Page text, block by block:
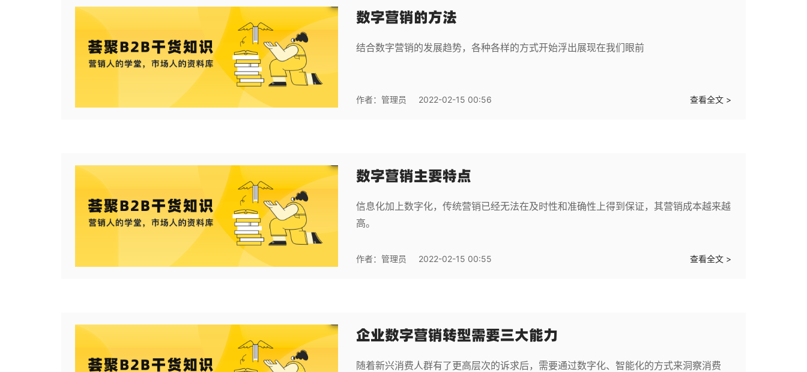
数字营销的方法
结合数字营销的发展趋势，各种各样的方式开始浮出展现在我们眼前
作者：管理员 2022-02-15 00:56 查看全文 >
数字营销主要特点
信息化加上数字化，传统营销已经无法在及时性和准确性上得到保证，其营销成本越来越
高。
作者：管理员 2022-02-15 00:55 查看全文 >
企业数字营销转型需要三大能力
随着新兴消费人群有了更高层次的诉求后，需要通过数字化、智能化的方式来洞察消费